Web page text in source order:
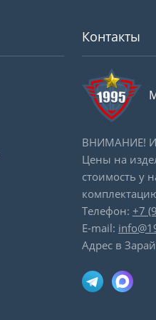
Контакты
ВНИМАНИЕ!
Цены на
стоимость у
Телефон: +7
E-mail:
Адрес в